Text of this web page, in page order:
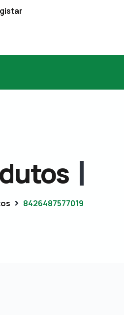
8426487577019